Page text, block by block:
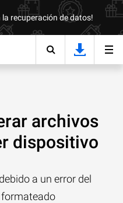
la recuperación de datos!
archivos
dispositivo
a un error del
formateado